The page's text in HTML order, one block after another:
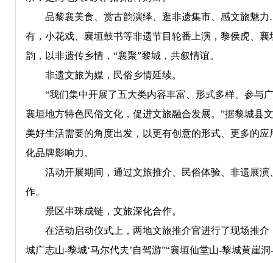
品黎襄美食、赏古韵演绎、逛非遗集市、感文旅魅力
有，小花戏、襄垣鼓书等非遗节目轮番上演，黎侯虎、
韵，以非遗传乡情，“襄聚”黎城，共叙情谊。
非遗文旅为媒，民俗乡情延续。
“我们集中开展了五大类内容丰富、形式多样、参与
襄垣地方特色民俗文化，促进文旅融合发展。”据黎城县
美好生活需要的角度出发，以更有创意的形式、更多的
化品牌影响力。
活动开展期间，通过文旅推介、民俗体验、非遗展演
作。
景区串珠成链，文旅深化合作。
在活动启动仪式上，两地文旅推介官进行了现场推介
城广志山-黎城‘马尔代夫’自驾游”“襄垣仙堂山-黎城黄崖